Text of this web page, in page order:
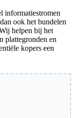
informatiestromen
ook het bundelen
helpen bij het
plattegronden en
kopers een